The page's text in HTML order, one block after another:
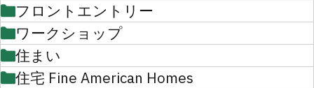
フロントエントリー
ワークショップ
住まい
住宅 Fine American Homes